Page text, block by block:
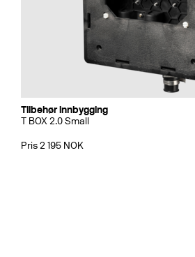
Tilbehør innbygging
T BOX 2.0 Small
Pris 2 195 NOK